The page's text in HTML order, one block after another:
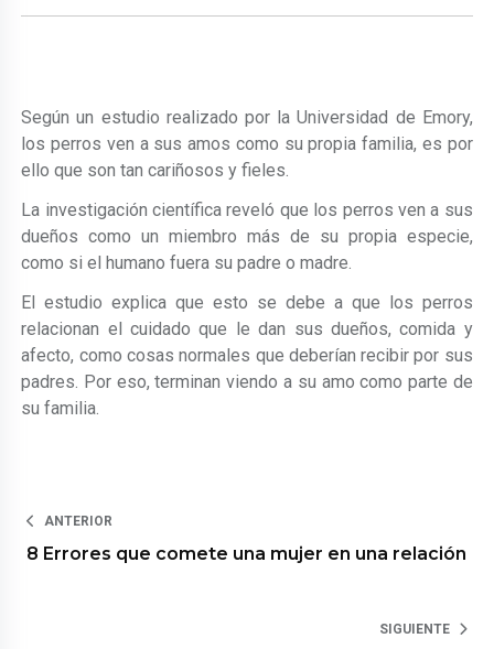
Según un estudio realizado por la Universidad de Emory,
los perros ven a sus amos como su propia familia, es por
ello que son tan cariñosos y fieles.
La investigación científica reveló que los perros ven a sus
dueños como un miembro más de su propia especie,
como si el humano fuera su padre o madre.
El estudio explica que esto se debe a que los perros
relacionan el cuidado que le dan sus dueños, comida y
afecto, como cosas normales que deberían recibir por sus
padres. Por eso, terminan viendo a su amo como parte de
su familia.
ANTERIOR
8 Errores que comete una mujer en una relación
SIGUIENTE